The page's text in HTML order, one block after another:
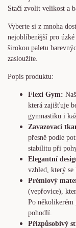
Stačí zvolit velikost a
Vyberte si z mnoha
nejoblíbenější pro
širokou paletu
zasloužíte.
Popis produktu:
Flexi Gym:
která zajišťuje
gymnastiku i
Zavazovací
přesně podle
stabilitu při
Elegantní
vzhled, který
Prémiový
(vepřovice),
Po několikerém
pohodlí.
Přizpůsobivý